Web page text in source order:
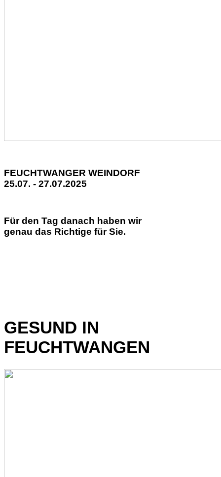
FEUCHTWANGER WEINDORF
25.07. - 27.07.2025
Für den Tag danach haben wir
genau das Richtige für Sie.
GESUND IN
FEUCHTWANGEN